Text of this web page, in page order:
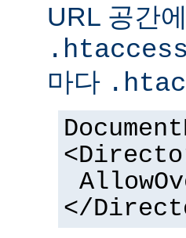
URL 공간
.htaccess
마다
</